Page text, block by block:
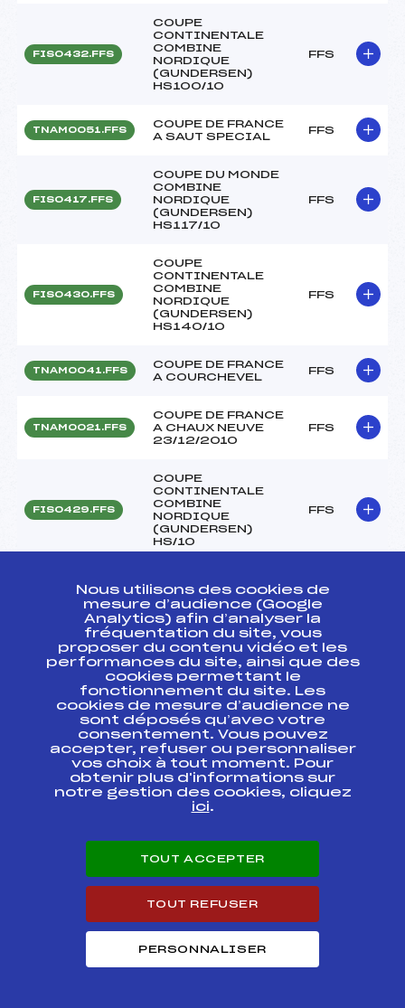
FIS0432.FFS
COUPE
CONTINENTALE
COMBINE
NORDIQUE
(GUNDERSEN)
HS100/10
FFS
TNAM0051.FFS
COUPE DE FRANCE
A SAUT SPECIAL
FFS
FIS0417.FFS
COUPE DU MONDE
COMBINE
NORDIQUE
(GUNDERSEN)
HS117/10
FFS
FIS0430.FFS
COUPE
CONTINENTALE
COMBINE
NORDIQUE
(GUNDERSEN)
HS140/10
FFS
TNAM0041.FFS
COUPE DE FRANCE
A COURCHEVEL
FFS
TNAM0021.FFS
COUPE DE FRANCE
A CHAUX NEUVE
23/12/2010
FFS
FIS0429.FFS
COUPE
CONTINENTALE
COMBINE
NORDIQUE
(GUNDERSEN)
HS/10
FFS
FIS0428.FFS
CONTINENTALE
COMBINE
NORDIQUE
(GUNDERSEN)
HS/10
FFS
TNAM0012.FFS
COUPE DE FRANCE
A SAUT SPECIAL
LES ROUSSES
12/12/2010
FMJM0012.FFS
CONCOURS
ANNUEL MOUTHE
05/12/2010
FFS
Cat.
ONAM0042.FFS
Mouthe
FFS
Nous utilisons des cookies de
mesure d’audience (Google
Analytics) afin d’analyser la
fréquentation du site, vous
proposer du contenu vidéo et les
performances du site, ainsi que des
cookies permettant le
fonctionnement du site. Les
cookies de mesure d’audience ne
sont déposés qu’avec votre
consentement. Vous pouvez
accepter, refuser ou personnaliser
vos choix à tout moment. Pour
obtenir plus d'informations sur
notre gestion des cookies, cliquez
ici.
TOUT ACCEPTER
TOUT REFUSER
PERSONNALISER